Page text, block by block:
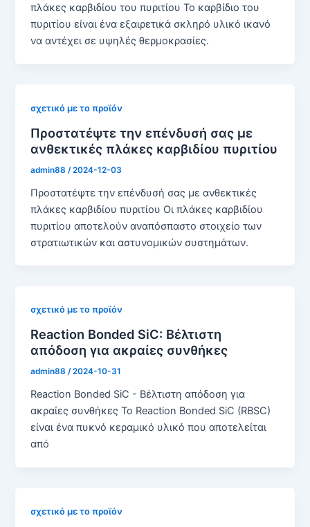
πλάκες καρβιδίου του πυριτίου Το καρβίδιο του
πυριτίου είναι ένα εξαιρετικά σκληρό υλικό ικανό
να αντέχει σε υψηλές θερμοκρασίες.
σχετικό με το προϊόν
Προστατέψτε την επένδυσή σας με
ανθεκτικές πλάκες καρβιδίου πυριτίου
admin88 /2024-12-03
Προστατέψτε την επένδυσή σας με ανθεκτικές
πλάκες καρβιδίου πυριτίου Οι πλάκες καρβιδίου
πυριτίου αποτελούν αναπόσπαστο στοιχείο των
στρατιωτικών και αστυνομικών συστημάτων.
σχετικό με το προϊόν
Reaction Bonded SiC: Βέλτιστη
απόδοση για ακραίες συνθήκες
admin88/2024-10-31
Reaction Bonded SiC - Βέλτιστη απόδοση για
ακραίες συνθήκες Το Reaction Bonded SiC (RBSC)
είναι ένα πυκνό κεραμικό υλικό που αποτελείται
από
σχετικό με το προϊόν